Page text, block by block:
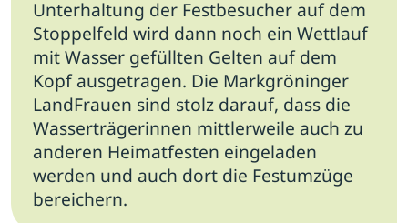
Unterhaltung der Festbesucher auf dem
Stoppelfeld wird dann noch ein Wettlauf
mit Wasser gefüllten Gelten auf dem
Kopf ausgetragen. Die Markgröninger
LandFrauen sind stolz darauf, dass die
Wasserträgerinnen mittlerweile auch zu
anderen Heimatfesten eingeladen
werden und auch dort die Festumzüge
bereichern.